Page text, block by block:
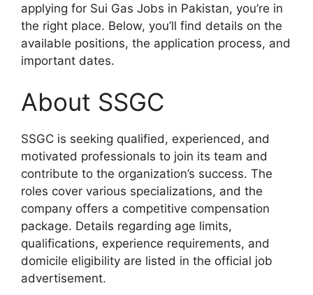
applying for Sui Gas Jobs in Pakistan, you’re in
the right place. Below, you’ll find details on the
available positions, the application process, and
important dates.
About SSGC
SSGC is seeking qualified, experienced, and
motivated professionals to join its team and
contribute to the organization’s success. The
roles cover various specializations, and the
company offers a competitive compensation
package. Details regarding age limits,
qualifications, experience requirements, and
domicile eligibility are listed in the official job
advertisement.